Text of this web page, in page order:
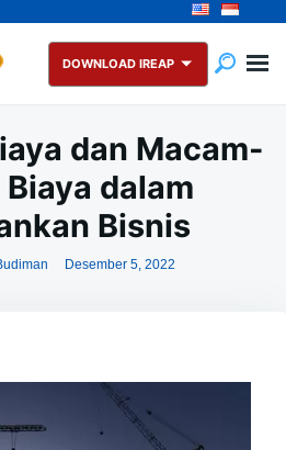
DOWNLOAD IREAP
dan Macam-
dalam
Bisnis
Desember 5, 2022